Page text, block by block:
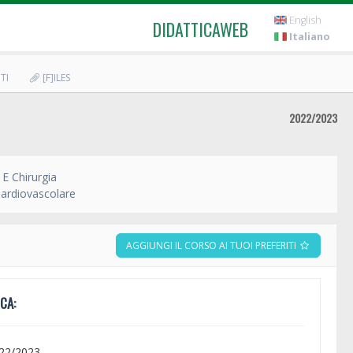
DIDATTICAWEB
English
Italiano
[F]ILES
2022/2023
Chirurgia
AGGIUNGI IL CORSO AI TUOI PREFERITI